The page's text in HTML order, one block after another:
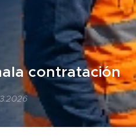
contratación